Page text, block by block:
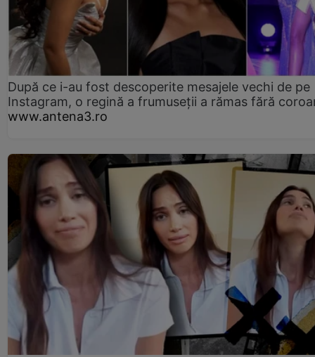
După ce i-au fost descoperite mesajele vechi de pe
Instagram, o regină a frumuseții a rămas fără
www.antena3.ro